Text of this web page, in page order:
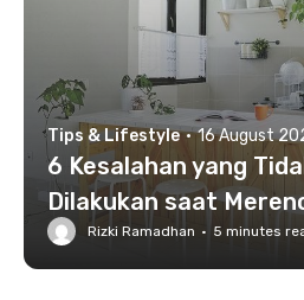
Tips & Lifestyle · 16 August
6 Kesalahan yang
Dilakukan saat
Rizki Ramadhan · 5 minutes